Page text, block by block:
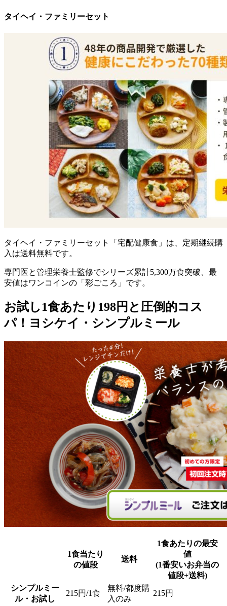
タイヘイ・ファミリーセット
タイヘイ・ファミリーセット「宅配健康食」は、定期継続購
入は送料無料です。
専門医と管理栄養士監修でシリーズ累計5,300万食突破、最
安値はワンコインの「彩ごころ」です。
お試し1食あたり198円と圧倒的コス
パ！ヨシケイ・シンプルミール
1食当たり
の値段
送料
1食あたりの最安
値
(1番安いお弁当の
値段+送料)
シンプルミー
ル・お試し
215円/1食
無料/都度購
入のみ
215円